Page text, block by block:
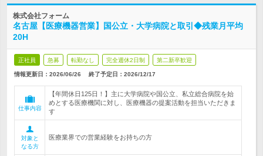
株式会社フォーム
名古屋【医療機器営業】国公立・大学病院と取引◆残業月平均
20H
正社員 急募 転勤なし 完全週休2日制 第二新卒歓迎
情報更新日：2026/06/26 終了予定日： 2026/12/17
仕事内容
【年間休日125日！】主に大学病院や国公立、私立総合病院を始
めとする医療機関に対し、医療機器の提案活動を担当いただきま
す
対象と
なる方
医療業界での営業経験をお持ちの方